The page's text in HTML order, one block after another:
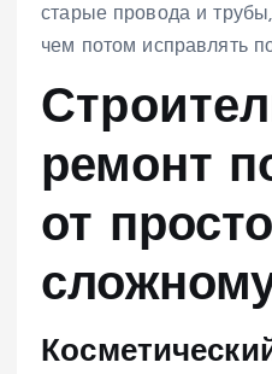
старые провода и
чем потом исправлять
ремонт
от